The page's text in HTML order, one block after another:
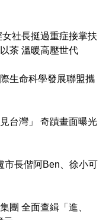
社長挺過重症接掌扶
茶 溫暖高壓世代
生命科學發展聯盟攜
台灣」 奇蹟畫面曝光
市長偕阿Ben、徐小可
團 全面查緝「進、